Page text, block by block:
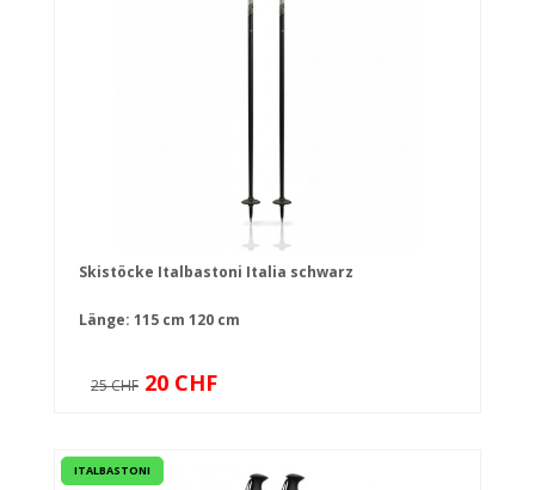
Skistöcke Italbastoni Italia schwarz
Länge: 115 cm 120 cm
25 CHF 20 CHF
ITALBASTONI